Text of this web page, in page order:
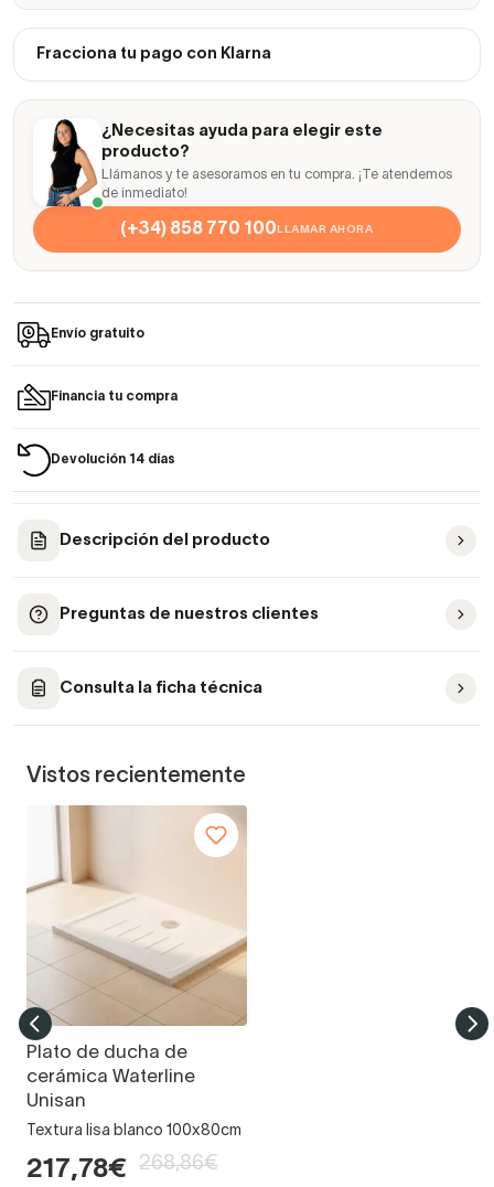
Fracciona tu pago con Klarna
¿Necesitas ayuda para elegir este
producto?
Llámanos y te asesoramos en tu compra. ¡Te atendemos
de inmediato!
(+34) 858 770 100LLAMAR AHORA
Envío gratuito
Financia tu compra
Devolución 14 días
Descripción del producto
Preguntas de nuestros clientes
Consulta la ficha técnica
Vistos recientemente
Plato de ducha de
cerámica Waterline
Unisan
Textura lisa blanco 100x80cm
217,78€ 268,86€